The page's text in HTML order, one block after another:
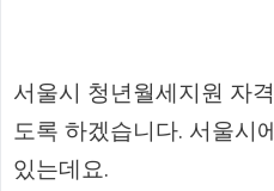
서울시 청년월세지원 자
도록 하겠습니다. 서울시
있는데요.